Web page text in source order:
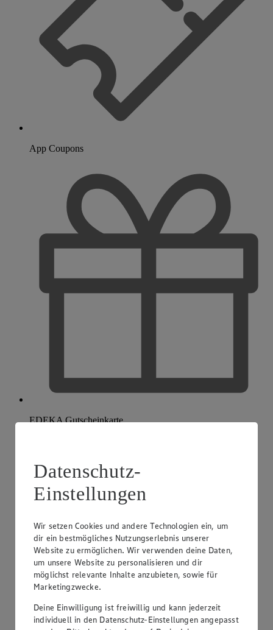
App Coupons
EDEKA Gutscheinkarte
Datenschutz-
Einstellungen
Wir setzen Cookies und andere Technologien ein, um
dir ein bestmögliches Nutzungserlebnis unserer
Website zu ermöglichen. Wir verwenden deine Daten,
um unsere Website zu personalisieren und dir
möglichst relevante Inhalte anzubieten, sowie für
Marketingzwecke.
Deine Einwilligung ist freiwillig und kann jederzeit
individuell in den Datenschutz-Einstellungen angepasst